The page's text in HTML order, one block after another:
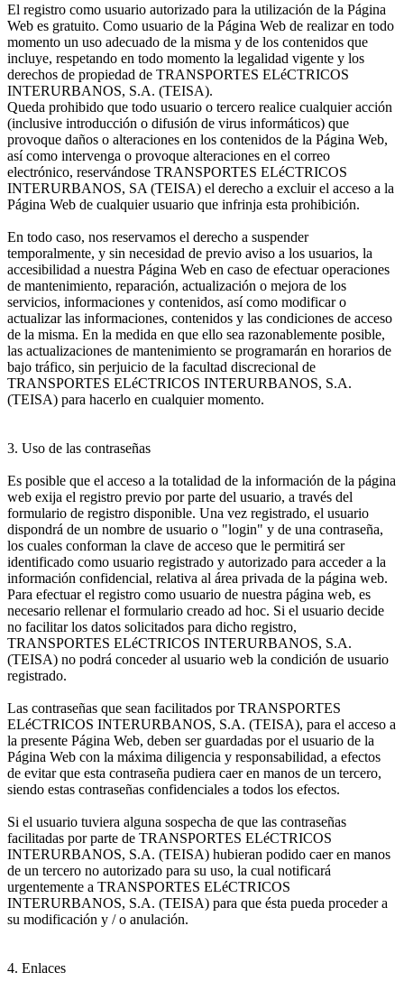
El registro como usuario autorizado para la utilización de la Página
Web es gratuito. Como usuario de la Página Web de realizar en todo
momento un uso adecuado de la misma y de los contenidos que
incluye, respetando en todo momento la legalidad vigente y los
derechos de propiedad de TRANSPORTES ELéCTRICOS
INTERURBANOS, S.A. (TEISA).
Queda prohibido que todo usuario o tercero realice cualquier acción
(inclusive introducción o difusión de virus informáticos) que
provoque daños o alteraciones en los contenidos de la Página Web,
así como intervenga o provoque alteraciones en el correo
electrónico, reservándose TRANSPORTES ELéCTRICOS
INTERURBANOS, SA (TEISA) el derecho a excluir el acceso a la
Página Web de cualquier usuario que infrinja esta prohibición.
En todo caso, nos reservamos el derecho a suspender
temporalmente, y sin necesidad de previo aviso a los usuarios, la
accesibilidad a nuestra Página Web en caso de efectuar operaciones
de mantenimiento, reparación, actualización o mejora de los
servicios, informaciones y contenidos, así como modificar o
actualizar las informaciones, contenidos y las condiciones de acceso
de la misma. En la medida en que ello sea razonablemente posible,
las actualizaciones de mantenimiento se programarán en horarios de
bajo tráfico, sin perjuicio de la facultad discrecional de
TRANSPORTES ELéCTRICOS INTERURBANOS, S.A.
(TEISA) para hacerlo en cualquier momento.
3. Uso de las contraseñas
Es posible que el acceso a la totalidad de la información de la página
web exija el registro previo por parte del usuario, a través del
formulario de registro disponible. Una vez registrado, el usuario
dispondrá de un nombre de usuario o "login" y de una contraseña,
los cuales conforman la clave de acceso que le permitirá ser
identificado como usuario registrado y autorizado para acceder a la
información confidencial, relativa al área privada de la página web.
Para efectuar el registro como usuario de nuestra página web, es
necesario rellenar el formulario creado ad hoc. Si el usuario decide
no facilitar los datos solicitados para dicho registro,
TRANSPORTES ELéCTRICOS INTERURBANOS, S.A.
(TEISA) no podrá conceder al usuario web la condición de usuario
registrado.
Las contraseñas que sean facilitados por TRANSPORTES
ELéCTRICOS INTERURBANOS, S.A. (TEISA), para el acceso a
la presente Página Web, deben ser guardadas por el usuario de la
Página Web con la máxima diligencia y responsabilidad, a efectos
de evitar que esta contraseña pudiera caer en manos de un tercero,
siendo estas contraseñas confidenciales a todos los efectos.
Si el usuario tuviera alguna sospecha de que las contraseñas
facilitadas por parte de TRANSPORTES ELéCTRICOS
INTERURBANOS, S.A. (TEISA) hubieran podido caer en manos
de un tercero no autorizado para su uso, la cual notificará
urgentemente a TRANSPORTES ELéCTRICOS
INTERURBANOS, S.A. (TEISA) para que ésta pueda proceder a
su modificación y / o anulación.
4. Enlaces